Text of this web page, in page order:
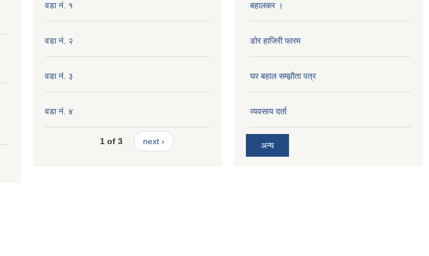
वडा नं. १
वडा नं. २
वडा नं. ३
वडा नं. ४
1 of 3 next ›
बहालकर ।
डोर हाजिरी फारम
घर बहाल सम्झौता पत्र
व्यवसाय दर्ता
अन्य